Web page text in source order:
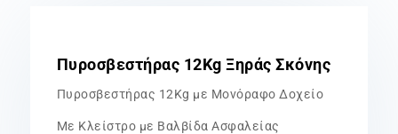
Πυροσβεστήρας 12Kg Ξηράς Σκόνης
Πυροσβεστήρας 12Kg με Μονόραφο Δοχείο
Με Κλείστρο με Βαλβίδα Ασφαλείας